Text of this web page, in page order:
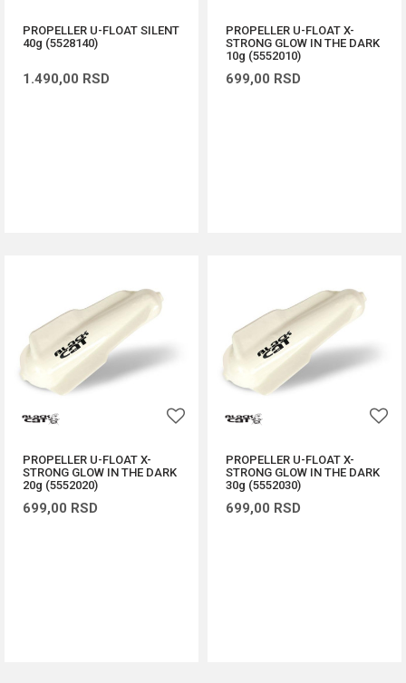
PROPELLER U-FLOAT SILENT
40g (5528140)
1.490,00 RSD
PROPELLER U-FLOAT X-
STRONG GLOW IN THE DARK
10g (5552010)
699,00 RSD
PROPELLER U-FLOAT X-
STRONG GLOW IN THE DARK
20g (5552020)
699,00 RSD
PROPELLER U-FLOAT X-
STRONG GLOW IN THE DARK
30g (5552030)
699,00 RSD